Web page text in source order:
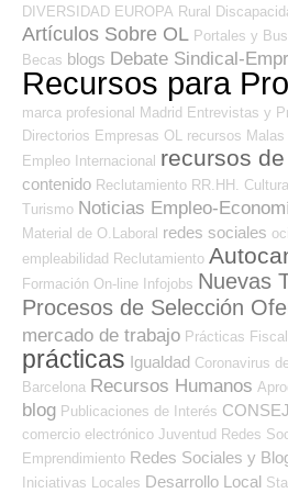
DIVERSIDAD EUROPA Rural
Artículos Sobre OL Portales y
Becas blogs Debate Sindical-
Recursos para
marca profesional Madrid Entrevistas y
Directorios Empresas OL recursos
Empleo Internacional recursos
contenido Reclutamiento RR.HH. Cultura
Turismo Noticias Empleo-
Material de O.Laboral redes sociales
empleabilidad Reclutamiento
Formación On-line Infojobs Nuevas
Procesos de Selección
mercado de trabajo Prácticas Fiscal
prácticas Igualdad Coronavirus
Barcelona Recursos Humanos
blog Publicaciones de Interés
comercio electrónico Juventud Redes
Emprendimiento Redes Sociales y
Iniciativas Locales Desarrollo Local